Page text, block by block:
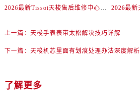
2026最新Tissot天梭售后维修中心网点地址调研报告
上一篇： 天梭手表表带太松解决技巧详解
下一篇： 天梭机芯里面有划痕处理办法深度解析
了解更多